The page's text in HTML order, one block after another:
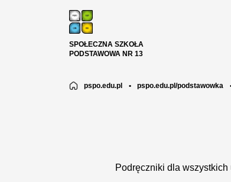
SPOŁECZNA SZKOŁA
PODSTAWOWA NR 13
pspo.edu.pl • pspo.edu.pl/podstawowka
Podręczniki dla wszystkich